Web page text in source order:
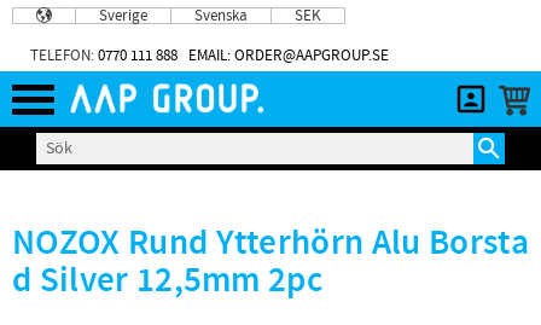
Meny
Sverige Svenska SEK
TELEFON:0770 111 888 EMAIL: ORDER@AAPGROUP.SE
NOZOX Rund Ytterhörn Alu Borsta
d Silver 12,5mm 2pc